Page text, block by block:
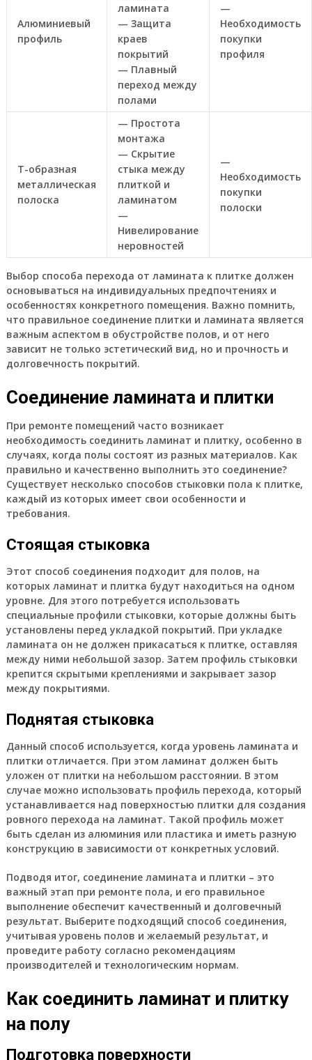
Алюминиевый
профиль
ламината
— Защита
краев
покрытий
— Плавный
переход между
полами
—
Необходимость
покупки
профиля
Т-образная
металлическая
полоска
— Простота
монтажа
— Скрытие
стыка между
плиткой и
ламинатом
—
Нивелирование
неровностей
—
Необходимость
покупки
полоски
Выбор способа перехода от ламината к плитке должен
основываться на индивидуальных предпочтениях и
особенностях конкретного помещения. Важно помнить,
что правильное соединение плитки и ламината является
важным аспектом в обустройстве полов, и от него
зависит не только эстетический вид, но и прочность и
долговечность покрытий.
Соединение ламината и плитки
При ремонте помещений часто возникает
необходимость соединить ламинат и плитку, особенно в
случаях, когда полы состоят из разных материалов. Как
правильно и качественно выполнить это соединение?
Существует несколько способов стыковки пола к плитке,
каждый из которых имеет свои особенности и
требования.
Стоящая стыковка
Этот способ соединения подходит для полов, на
которых ламинат и плитка будут находиться на одном
уровне. Для этого потребуется использовать
специальные профили стыковки, которые должны быть
установлены перед укладкой покрытий. При укладке
ламината он не должен прикасаться к плитке, оставляя
между ними небольшой зазор. Затем профиль стыковки
крепится скрытыми креплениями и закрывает зазор
между покрытиями.
Поднятая стыковка
Данный способ используется, когда уровень ламината и
плитки отличается. При этом ламинат должен быть
уложен от плитки на небольшом расстоянии. В этом
случае можно использовать профиль перехода, который
устанавливается над поверхностью плитки для создания
ровного перехода на ламинат. Такой профиль может
быть сделан из алюминия или пластика и иметь разную
конструкцию в зависимости от конкретных условий.
Подводя итог, соединение ламината и плитки – это
важный этап при ремонте пола, и его правильное
выполнение обеспечит качественный и долговечный
результат. Выберите подходящий способ соединения,
учитывая уровень полов и желаемый результат, и
проведите работу согласно рекомендациям
производителей и технологическим нормам.
Как соединить ламинат и плитку
на полу
Подготовка поверхности